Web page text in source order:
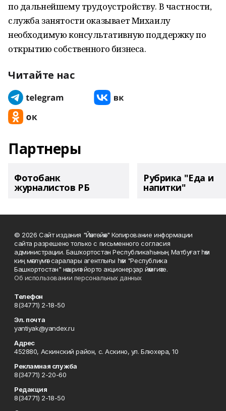
по дальнейшему трудоустройству. В частности,
служба занятости оказывает Михаилу
необходимую консультативную поддержку по
открытию собственного бизнеса.
Читайте нас
Партнеры
Фотобанк
журналистов РБ
Рубрика "Еда и
напитки"
© 2026 Сайт издания "Йәнтөйәк" Копирование информации
сайта разрешено только с письменного согласия
администрации. Башҡортостан Республикаһының Матбуғат һәм
киң мәғлүмәт саралары агентлығы һәм "Республика
Башкортостан" нәшриәт йорто акционерҙар йәмғиәте.
Об использовании персональных данных
Телефон
8(34771) 2-18-50
Эл. почта
yantiyak@yandex.ru
Адрес
452880, Аскинский район, с. Аскино, ул. Блюхера, 10
Рекламная служба
8(34771) 2-20-60
Редакция
8(34771) 2-18-50